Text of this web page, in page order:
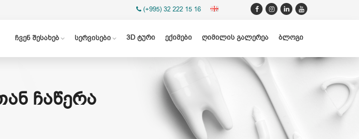
(+995) 32 222 15 16
ჩვენ შესახებ სერვისები 3D ტური ექიმები ღიმილის გალერეა ბლოგი
ᲩᲐᲬᲔᲠᲐ